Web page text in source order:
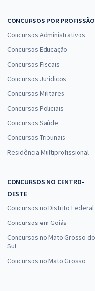
CONCURSOS POR PROFISSÃO
Concursos Administrativos
Concursos Educação
Concursos Fiscais
Concursos Jurídicos
Concursos Militares
Concursos Policiais
Concursos Saúde
Concursos Tribunais
Residência Multiprofissional
CONCURSOS NO CENTRO-
OESTE
Concursos no Distrito Federal
Concursos em Goiás
Concursos no Mato Grosso do
Sul
Concursos no Mato Grosso